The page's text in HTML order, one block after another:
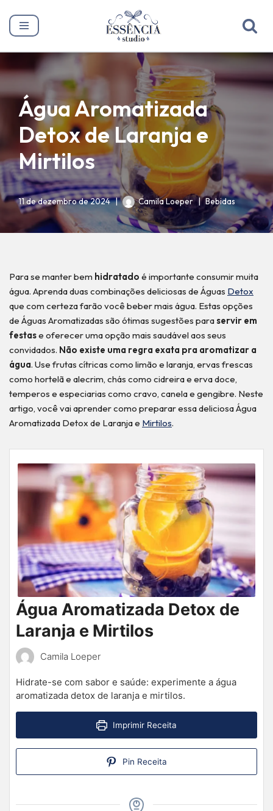
Pular
conteúdo
Água Aromatizada
Detox de Laranja e
Mirtilos
11 de dezembro de 2024 Camila Loeper Bebidas
Para se manter bem hidratado é importante consumir muita
água. Aprenda duas combinações deliciosas de Águas Detox
que com certeza farão você beber mais água. Estas opções
de Águas Aromatizadas são ótimas sugestões paraservir em
festase oferecer uma opção mais saudável aos seus
convidados. Não existe uma regra exata pra aromatizar a
água. Use frutas cítricas como limão e laranja, ervas frescas
como hortelã e alecrim, chás como cidreira e erva doce,
temperos e especiarias como cravo, canela e gengibre. Neste
artigo, você vai aprender como preparar essa deliciosa Água
Aromatizada Detox de Laranja e Mirtilos.
Água Aromatizada Detox de
Laranja e Mirtilos
Camila Loeper
Hidrate-se com sabor e saúde: experimente a água
aromatizada detox de laranja e mirtilos.
Imprimir Receita
Pin Receita